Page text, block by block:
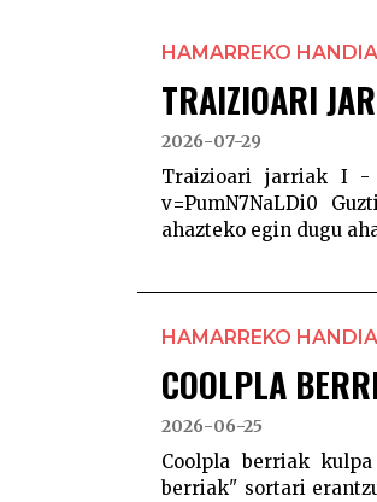
HAMARREKO HANDIA
TRAIZIOARI
2026-07-29
Traizioari jarriak I -
v=PumN7NaLDi0
ahazteko egin dugu
HAMARREKO HANDIA
COOLPLA
2026-06-25
Coolpla berriak
berriak" sortari